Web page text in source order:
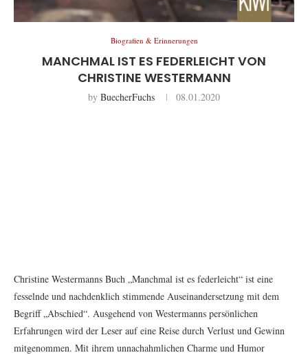
Biografien & Erinnerungen
MANCHMAL IST ES FEDERLEICHT VON
CHRISTINE WESTERMANN
by BuecherFuchs 08.01.2020
Christine Westermanns Buch „Manchmal ist es federleicht“ ist eine
fesselnde und nachdenklich stimmende Auseinandersetzung mit dem
Begriff „Abschied“. Ausgehend von Westermanns persönlichen
Erfahrungen wird der Leser auf eine Reise durch Verlust und Gewinn
mitgenommen. Mit ihrem unnachahmlichen Charme und Humor